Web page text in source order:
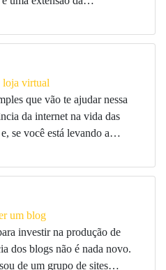
loja virtual
que vão te ajudar nessa
da internet na vida das
e, se você está levando a…
um blog
investir na produção de
dos blogs não é nada novo.
de um grupo de sites…